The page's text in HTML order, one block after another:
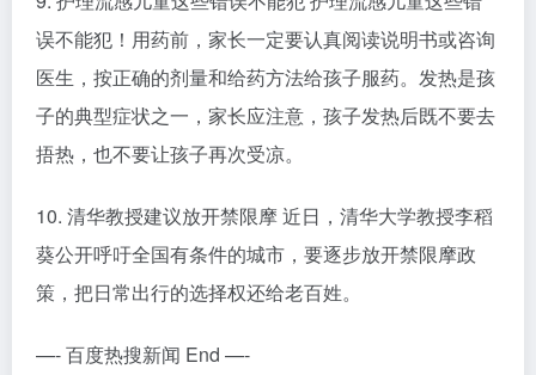
误不能犯！用药前，家长一定要认真阅读说明书或咨询
医生，按正确的剂量和给药方法给孩子服药。发热是孩
子的典型症状之一，家长应注意，孩子发热后既不要去
捂热，也不要让孩子再次受凉。
10. 清华教授建议放开禁限摩 近日，清华大学教授李稻
葵公开呼吁全国有条件的城市，要逐步放开禁限摩政
策，把日常出行的选择权还给老百姓。
—- 百度热搜新闻 End —-